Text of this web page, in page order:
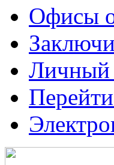
Офисы
Личный